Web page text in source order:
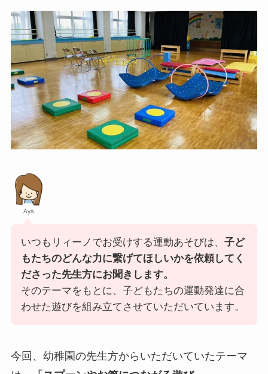
Aya
いつもリィーノでお受けする運動あそびは、 子ど
もたちのどんな力に繋げてほしいかを依頼してく
ださった先生方にお聞きします。
そのテーマをもとに、子どもたちの運動発達に合
わせた遊びを組み立てさせていただいています。
今回、幼稚園の先生方からいただいていたテーマ